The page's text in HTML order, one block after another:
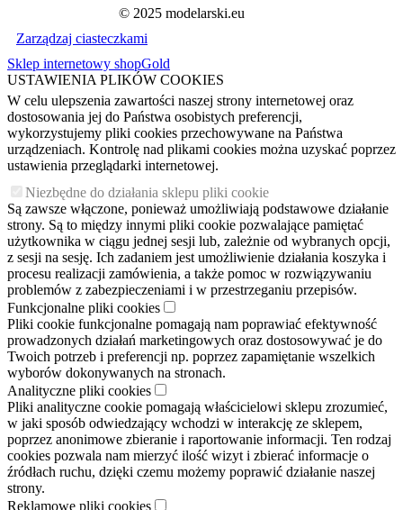
© 2025 modelarski.eu
Zarządzaj ciasteczkami
Sklep internetowy shopGold
USTAWIENIA PLIKÓW COOKIES
W celu ulepszenia zawartości naszej strony internetowej oraz
dostosowania jej do Państwa osobistych preferencji,
wykorzystujemy pliki cookies przechowywane na Państwa
urządzeniach. Kontrolę nad plikami cookies można uzyskać poprzez
ustawienia przeglądarki internetowej.
Niezbędne do działania sklepu pliki cookie
Są zawsze włączone, ponieważ umożliwiają podstawowe działanie
strony. Są to między innymi pliki cookie pozwalające pamiętać
użytkownika w ciągu jednej sesji lub, zależnie od wybranych opcji,
z sesji na sesję. Ich zadaniem jest umożliwienie działania koszyka i
procesu realizacji zamówienia, a także pomoc w rozwiązywaniu
problemów z zabezpieczeniami i w przestrzeganiu przepisów.
Funkcjonalne pliki cookies
Pliki cookie funkcjonalne pomagają nam poprawiać efektywność
prowadzonych działań marketingowych oraz dostosowywać je do
Twoich potrzeb i preferencji np. poprzez zapamiętanie wszelkich
wyborów dokonywanych na stronach.
Analityczne pliki cookies
Pliki analityczne cookie pomagają właścicielowi sklepu zrozumieć,
w jaki sposób odwiedzający wchodzi w interakcję ze sklepem,
poprzez anonimowe zbieranie i raportowanie informacji. Ten rodzaj
cookies pozwala nam mierzyć ilość wizyt i zbierać informacje o
źródłach ruchu, dzięki czemu możemy poprawić działanie naszej
strony.
Reklamowe pliki cookies